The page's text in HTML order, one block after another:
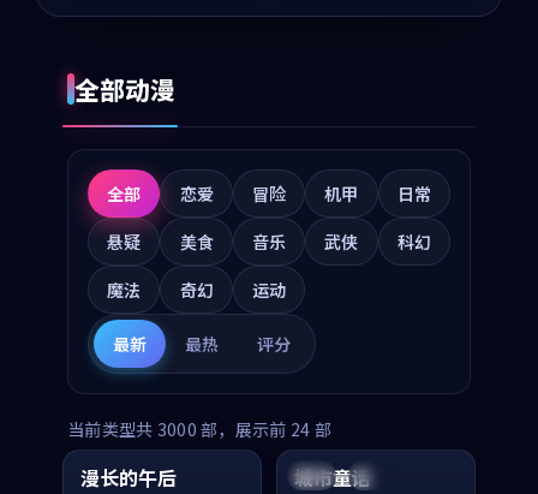
全部动漫
全部 恋爱 冒险 机甲
日常
悬疑
美食 音乐 武侠
科幻
魔法
奇幻 运动
最新 最热 评分
当前类型共 3000 部，展示前 24 部
中国 高分
99:16
漫长的午后 美国 院线
城市童话